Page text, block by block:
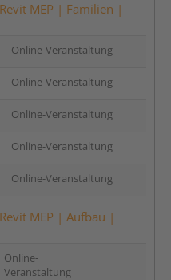
MEP | Familien |
Online-Veranstaltung
Online-Veranstaltung
Online-Veranstaltung
Online-Veranstaltung
Online-Veranstaltung
MEP | Aufbau |
Online-
Veranstaltung